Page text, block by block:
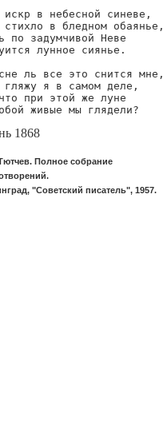
искр в небесной синеве,
стихло в бледном обаянье,
по задумчивой Неве
лунное сиянье.
ль все это снится мне,
гляжу я в самом деле,
при этой же луне
живые мы глядели?
1868
Полное собрание
"Советский писатель", 1957.